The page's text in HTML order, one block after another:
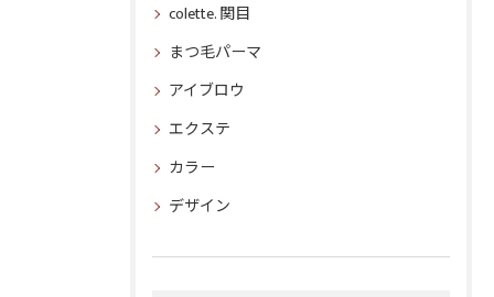
colette. 関目
まつ毛パーマ
アイブロウ
エクステ
カラー
デザイン